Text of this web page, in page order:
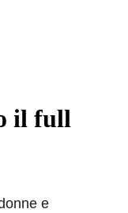
il full
e